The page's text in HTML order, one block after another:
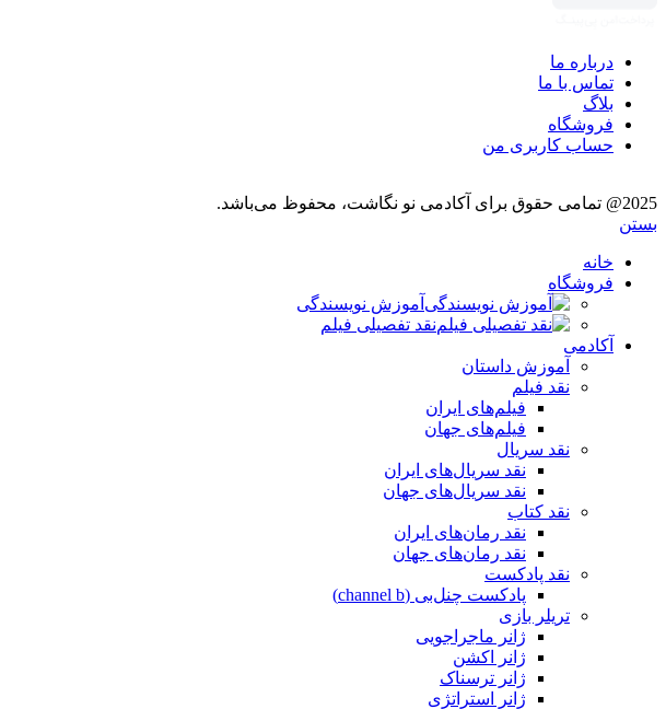
درباره ما
تماس با ما
بلاگ
فروشگاه
حساب کاربری من
2025@ تمامی حقوق برای آکادمی نو نگاشت، محفوظ می‌باشد.
بستن
خانه
فروشگاه
آموزش نویسندگی
نقد تفصیلی فیلم
آکادمی
آموزش داستان
نقد فیلم
فیلم‌های ایران
فیلم‌های جهان
نقد سریال
نقد سریال‌های ایران
نقد سریال‌های جهان
نقد کتاب
نقد رمان‌های ایران
نقد رمان‌های جهان
نقد پادکست
پادکست چنل‌بی (channel b)
تریلر بازی
ژانر ماجراجویی
ژانر اکشن
ژانر ترسناک
ژانر استراتژی